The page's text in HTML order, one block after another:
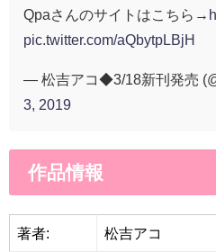
Qpaさんのサイトはこちら→
pic.twitter.com/aQbytpLBjH
— 松吉アコ◆3/18新刊発売
3, 2019
作品情報
著者: 松吉アコ